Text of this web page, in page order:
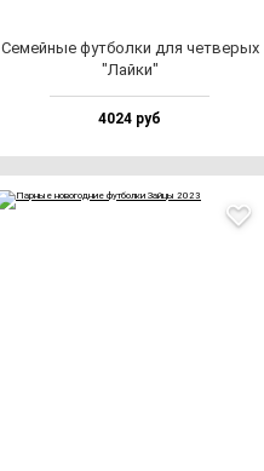
Семей­ные фут­бол­ки для чет­ве­рых
"Лай­ки"
4024 руб